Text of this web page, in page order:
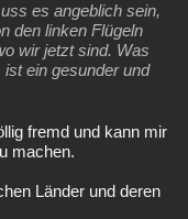
es angeblich sein,
den linken Flügeln
wir jetzt sind. Was
ein gesunder und
fremd und kann mir
machen.
Länder und deren